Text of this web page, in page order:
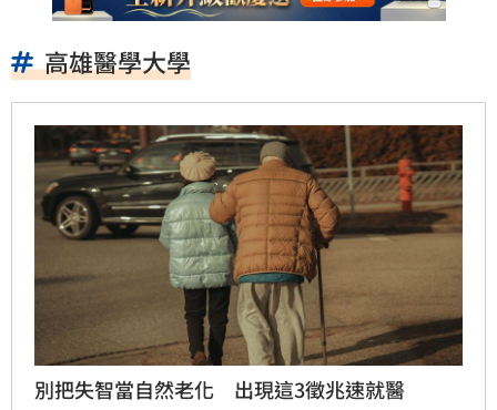
高雄醫學大學
別把失智當自然老化 出現這3徵兆速就醫